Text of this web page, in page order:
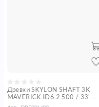
Древки SKYLON SHAFT 3K
MAVERICK ID6.2 500 / 33"
WITH INSIDE NOCK AND